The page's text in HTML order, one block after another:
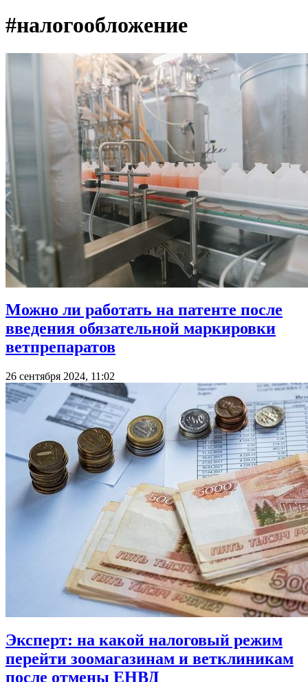
#налогообложение
Можно ли работать на патенте после
введения обязательной маркировки
ветпрепаратов
26 сентября 2024, 11:02
Эксперт: на какой налоговый режим
перейти зоомагазинам и ветклиникам
после отмены ЕНВД